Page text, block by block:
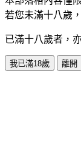
若您未滿十八歲
已滿十八歲者，
我已滿18歲 離開